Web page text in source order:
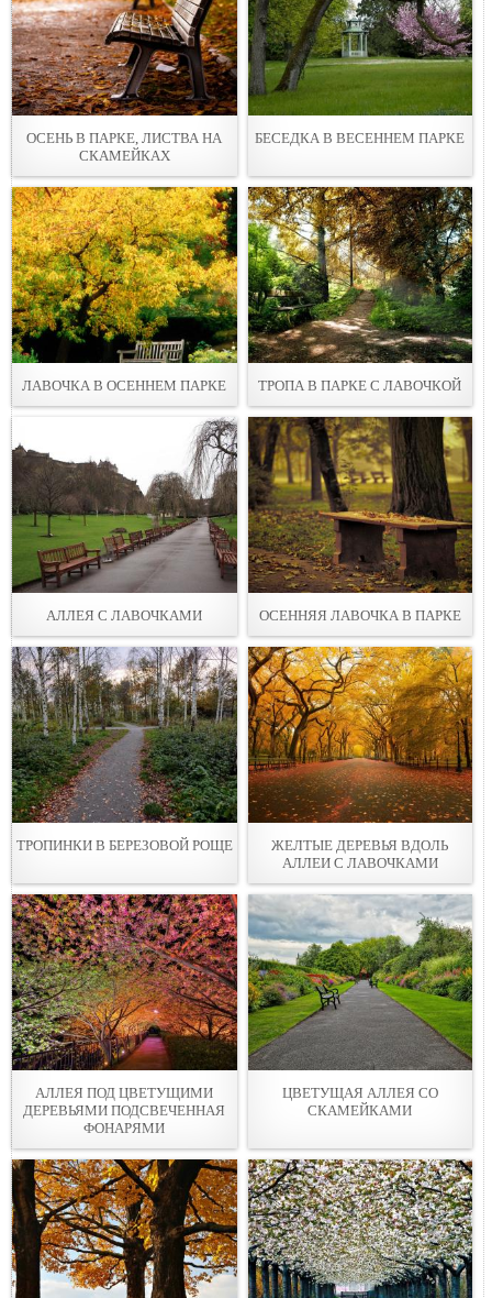
ОСЕНЬ В ПАРКЕ, ЛИСТВА НА
СКАМЕЙКАХ
БЕСЕДКА В ВЕСЕННЕМ ПАРКЕ
ЛАВOЧКА В ОСЕННЕМ ПАРКЕ ТРОПА В ПАPКЕ С ЛАВOЧКОЙ
АЛЛЕЯ С ЛАВOЧКАМИ ОСЕННЯЯ ЛАВOЧКА В ПАРКЕ
ТРОПИНКИ В БЕРЕЗОВОЙ РOЩЕ
ЖЕЛТЫЕ ДЕРЕВЬЯ ВДOЛЬ
АЛЛЕИ С ЛАВОЧКАМИ
АЛЛЕЯ ПОД ЦВЕТУЩИМИ
ДЕРЕВЬЯМИ ПОДСВЕЧЕННАЯ
ФОНАPЯМИ
ЦВЕТУЩАЯ АЛЛЕЯ СО
СКАМEЙКАМИ